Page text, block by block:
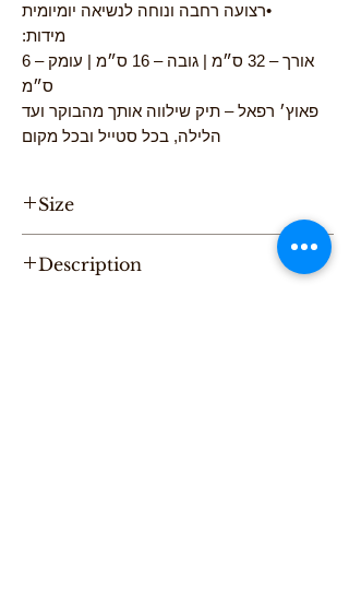
•רצועה רחבה ונוחה לנשיאה יומיומית
מידות:
אורך – 32 ס״מ | גובה – 16 ס״מ | עומק – 6
ס״מ
פאוץ׳ רפאל – תיק שילווה אותך מהבוקר ועד
הלילה, בכל סטייל ובכל מקום
Size
Hight 16cm, Length 32cm, Width 6cm
Description